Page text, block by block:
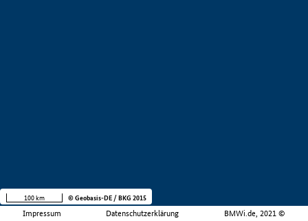
Impressum Datenschutzerklärung BMWi.de, 2021 ©
100 km © Geobasis-DE / BKG 2015